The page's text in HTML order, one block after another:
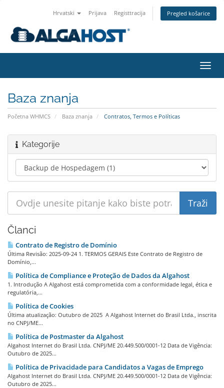
Hrvatski Prijava Registtracija Pregled košarice
Baza znanja
Početna WHMCS Baza znanja Contratos, Termos e Políticas
Kategorije
Članci
Contrato de Registro de Domínio
Última Revisão: 2025-09-24 1. TERMOS GERAIS Este Contrato de Registro de
Domínio,...
Política de Compliance e Proteção de Dados da Algahost
1. Introdução A Algahost está comprometida com a conformidade legal, ética e
regulatória,...
Política de Cookies
Última atualização: Outubro de 2025 A Algahost Internet do Brasil Ltda., inscrita
no CNPJ/ME...
Política de Postmaster da Algahost
Algahost Internet do Brasil Ltda. CNPJ/ME 20.449.500/0001-12 Data de Vigência:
Outubro de 2025...
Política de Privacidade para Candidatos a Vagas de Emprego
Algahost Internet do Brasil Ltda. CNPJ/ME 20.449.500/0001-12 Data de Vigência:
Outubro de 2025...